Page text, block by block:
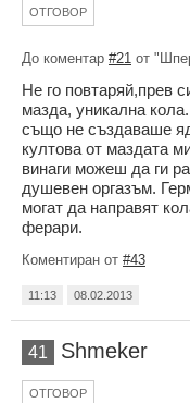
ОТГОВОР
До коментар #21 от
Не го повтаряй,прев
мазда, уникална
също не създаваше
култова от маздата
винаги можеш да ги
душевен оргазъм.
могат да направят
ферари.
Коментиран от #43
11:13 08.02.2013
41 Shmeker
ОТГОВОР